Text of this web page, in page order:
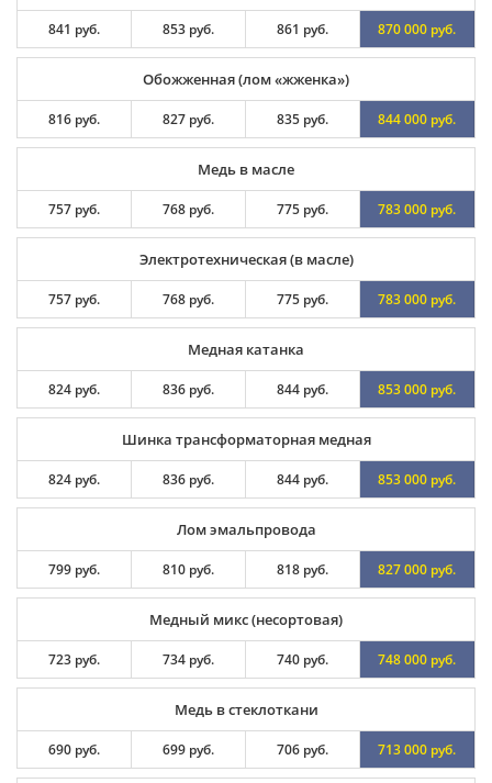
841 руб. 853 руб. 861 руб. 870 000 руб.
Обожженная (лом «жженка»)
816 руб. 827 руб. 835 руб. 844 000 руб.
Медь в масле
757 руб. 768 руб. 775 руб. 783 000 руб.
Электротехническая (в масле)
757 руб. 768 руб. 775 руб. 783 000 руб.
Медная катанка
824 руб. 836 руб. 844 руб. 853 000 руб.
Шинка трансформаторная медная
824 руб. 836 руб. 844 руб. 853 000 руб.
Лом эмальпровода
799 руб. 810 руб. 818 руб. 827 000 руб.
Медный микс (несортовая)
723 руб. 734 руб. 740 руб. 748 000 руб.
Медь в стеклоткани
690 руб. 699 руб. 706 руб. 713 000 руб.